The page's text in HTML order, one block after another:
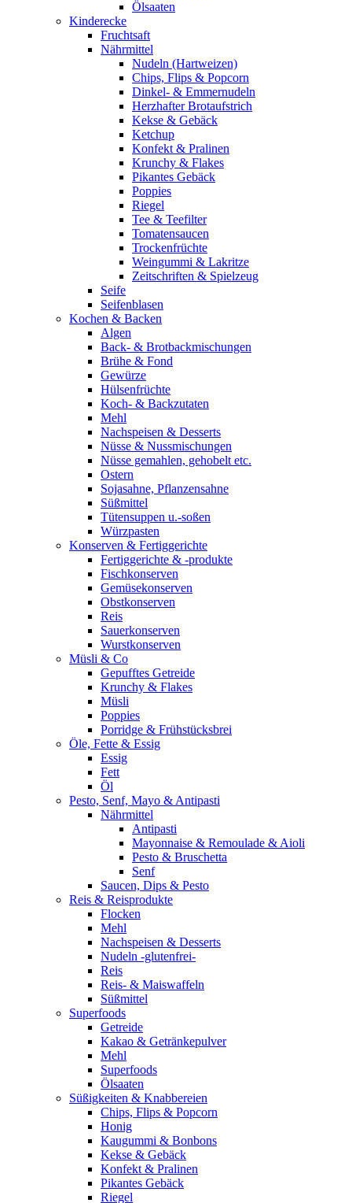
Ölsaaten
Kinderecke
Fruchtsaft
Nährmittel
Nudeln (Hartweizen)
Chips, Flips & Popcorn
Dinkel- & Emmernudeln
Herzhafter Brotaufstrich
Kekse & Gebäck
Ketchup
Konfekt & Pralinen
Krunchy & Flakes
Pikantes Gebäck
Poppies
Riegel
Tee & Teefilter
Tomatensaucen
Trockenfrüchte
Weingummi & Lakritze
Zeitschriften & Spielzeug
Seife
Seifenblasen
Kochen & Backen
Algen
Back- & Brotbackmischungen
Brühe & Fond
Gewürze
Hülsenfrüchte
Koch- & Backzutaten
Mehl
Nachspeisen & Desserts
Nüsse & Nussmischungen
Nüsse gemahlen, gehobelt etc.
Ostern
Sojasahne, Pflanzensahne
Süßmittel
Tütensuppen u.-soßen
Würzpasten
Konserven & Fertiggerichte
Fertiggerichte & -produkte
Fischkonserven
Gemüsekonserven
Obstkonserven
Reis
Sauerkonserven
Wurstkonserven
Müsli & Co
Gepufftes Getreide
Krunchy & Flakes
Müsli
Poppies
Porridge & Frühstücksbrei
Öle, Fette & Essig
Essig
Fett
Öl
Pesto, Senf, Mayo & Antipasti
Nährmittel
Antipasti
Mayonnaise & Remoulade & Aioli
Pesto & Bruschetta
Senf
Saucen, Dips & Pesto
Reis & Reisprodukte
Flocken
Mehl
Nachspeisen & Desserts
Nudeln -glutenfrei-
Reis
Reis- & Maiswaffeln
Süßmittel
Superfoods
Getreide
Kakao & Getränkepulver
Mehl
Superfoods
Ölsaaten
Süßigkeiten & Knabbereien
Chips, Flips & Popcorn
Honig
Kaugummi & Bonbons
Kekse & Gebäck
Konfekt & Pralinen
Pikantes Gebäck
Riegel